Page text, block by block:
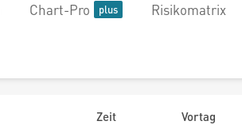
Chart-Pro Risikomatrix
Zeit Vortag